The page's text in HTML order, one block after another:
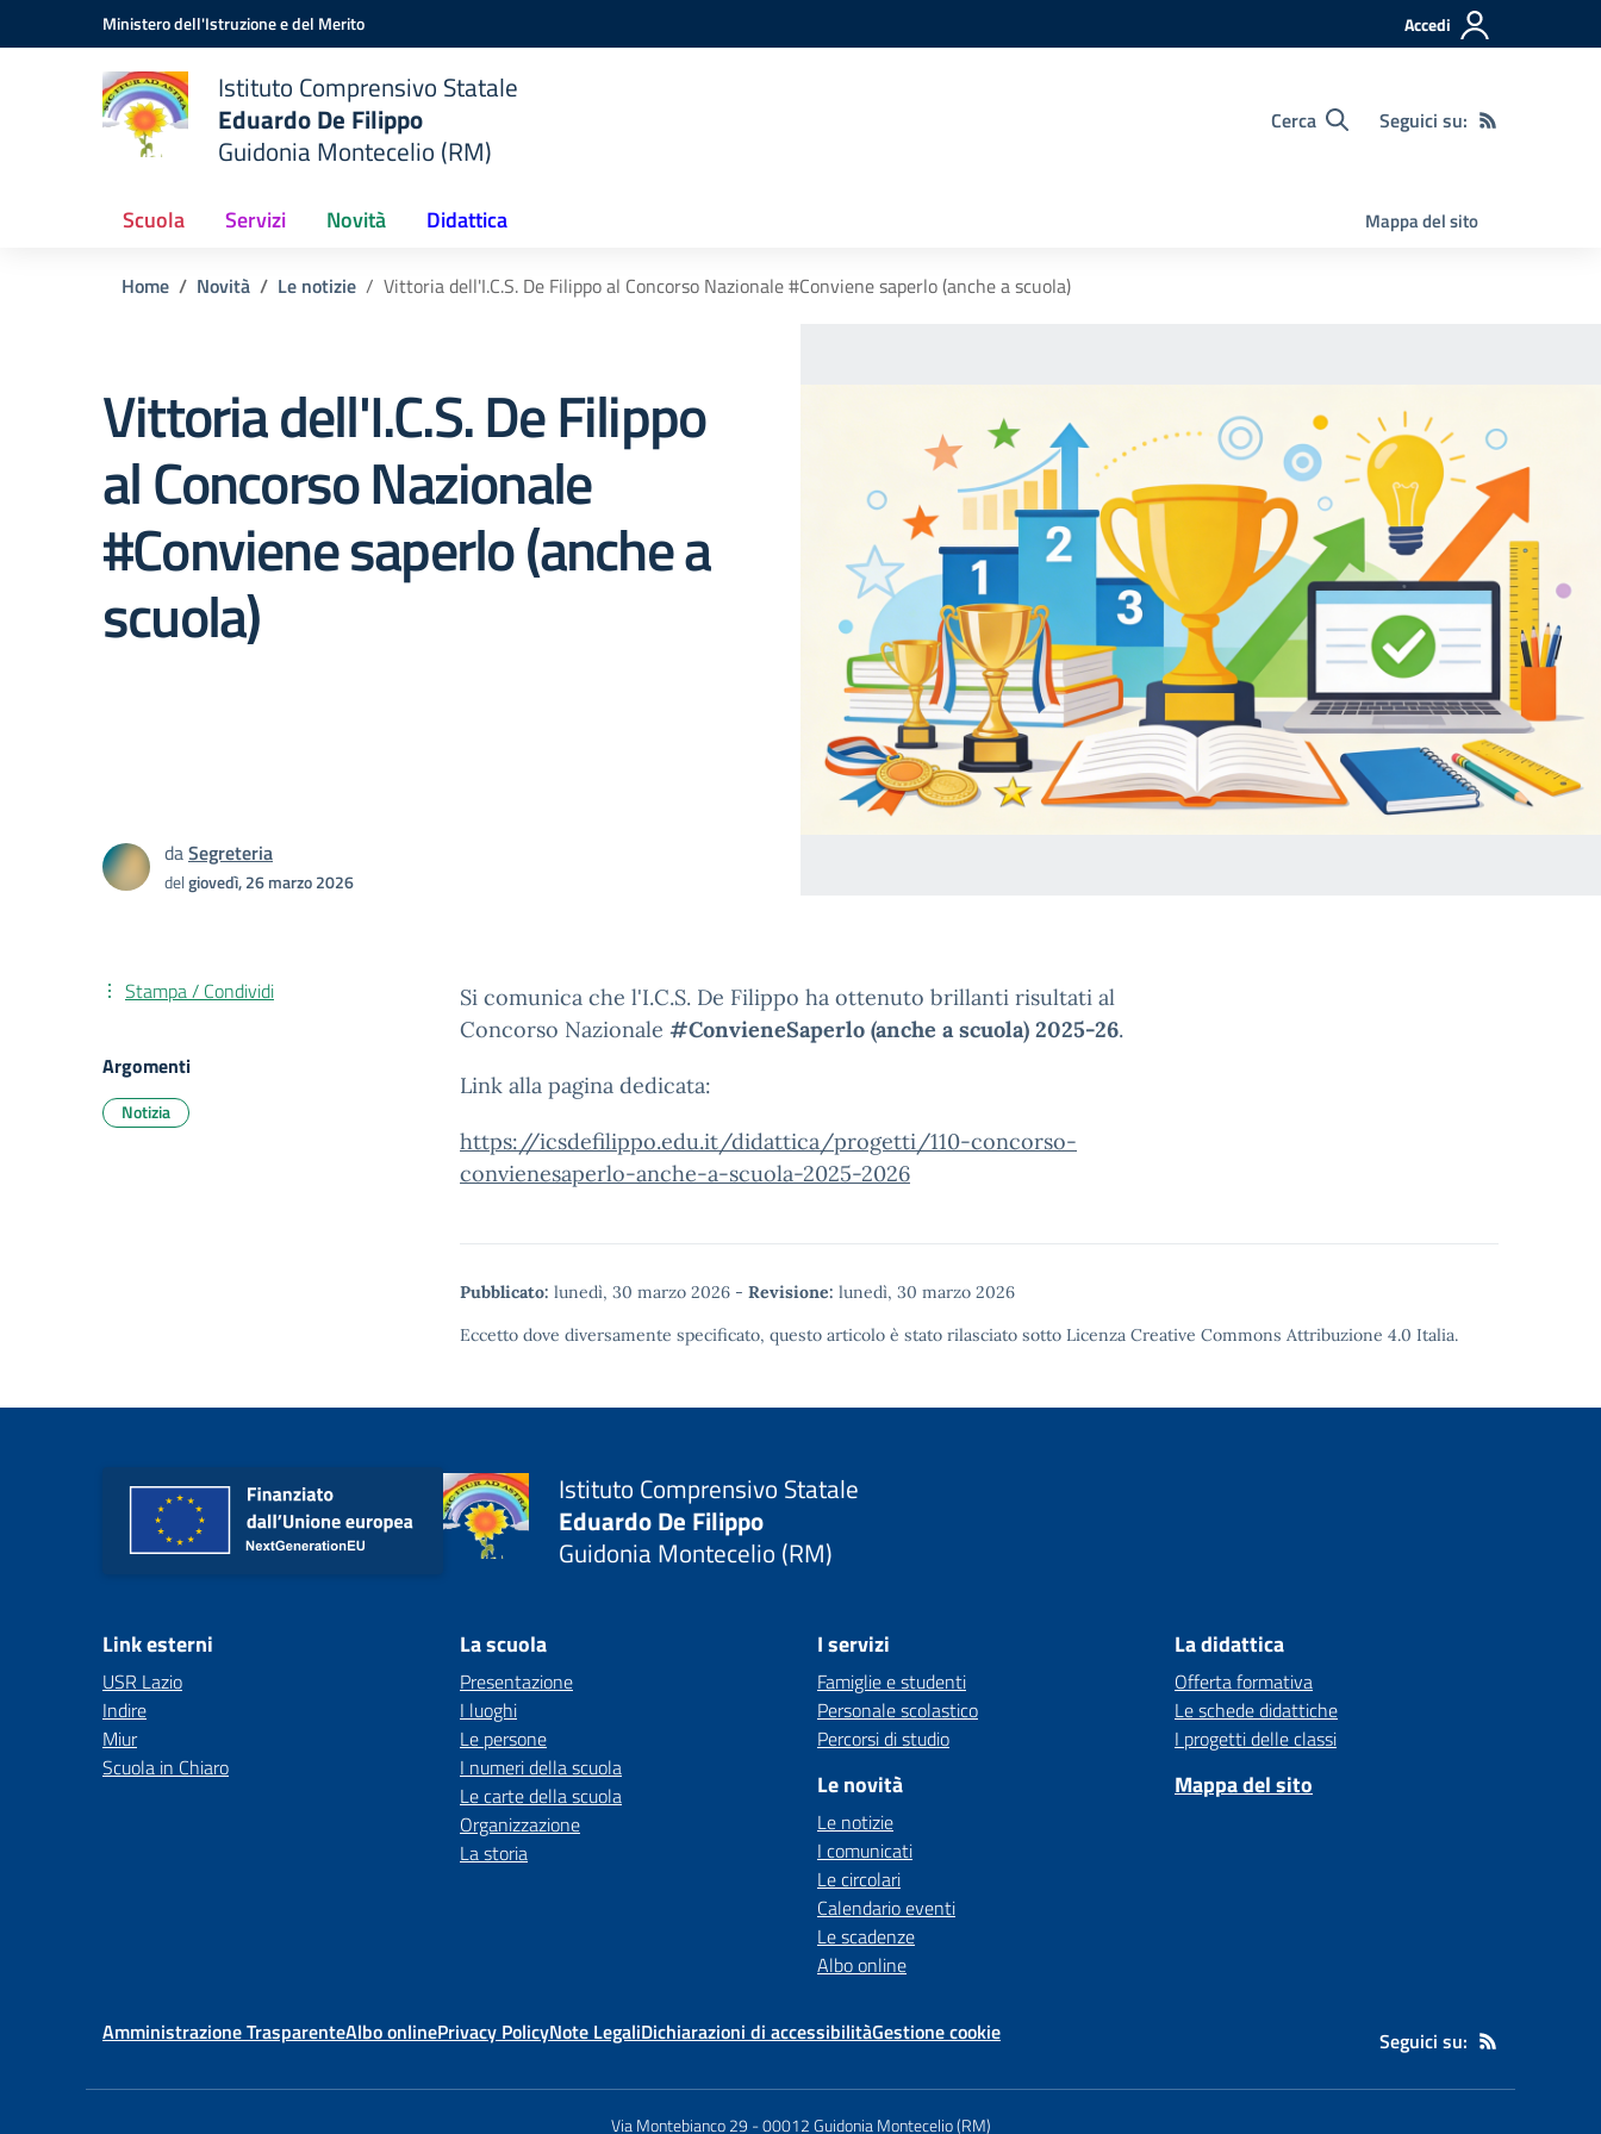
Vai ai contenuti
Vai al menu di navigazioneMinistero dell'Istruzione e del Merito Accedi
Istituto Comprensivo Statale
Eduardo De Filippo
Guidonia Montecelio (RM)
Cerca Seguici su:
Scuola Servizi Novità Didattica Mappa del sito
Home Novità Le notizie Vittoria dell'I.C.S. De Filippo al Concorso Nazionale #Conviene saperlo (anche a scuola)
Vittoria dell'I.C.S. De Filippo
al Concorso Nazionale
#Conviene saperlo (anche a
scuola)
daSegreteria
delgiovedì, 26 marzo 2026
Si comunica che l'I.C.S. De Filippo ha ottenuto brillanti risultati al
Concorso Nazionale #ConvieneSaperlo (anche a scuola) 2025-26.
Link alla pagina dedicata:
https://icsdefilippo.edu.it/didattica/progetti/110-concorso-
convienesaperlo-anche-a-scuola-2025-2026
Pubblicato: lunedì, 30 marzo 2026 - Revisione: lunedì, 30 marzo 2026
Eccetto dove diversamente specificato, questo articolo è stato rilasciato sotto Licenza Creative Commons Attribuzione 4.0 Italia.
Stampa / Condividi
Argomenti
Notizia
Istituto Comprensivo Statale
Eduardo De Filippo
Guidonia Montecelio (RM)
Link esterni
USR Lazio
Indire
Miur
Scuola in Chiaro
La scuola
Presentazione
I luoghi
Le persone
I numeri della scuola
Le carte della scuola
Organizzazione
La storia
I servizi
Famiglie e studenti
Personale scolastico
Percorsi di studio
Le novità
Le notizie
I comunicati
Le circolari
Calendario eventi
Le scadenze
Albo online
La didattica
Offerta formativa
Le schede didattiche
I progetti delle classi
Mappa del sito
Amministrazione TrasparenteAlbo onlinePrivacy PolicyNote LegaliDichiarazioni di accessibilitàGestione cookie Seguici su:
Via Montebianco 29 -00012 Guidonia Montecelio (RM)